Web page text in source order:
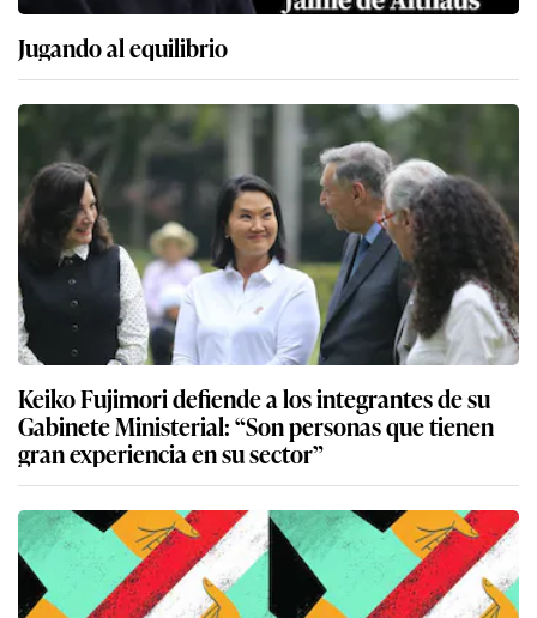
Jugando al equilibrio
Keiko Fujimori defiende a los integrantes de su
Gabinete Ministerial: “Son personas que tienen
gran experiencia en su sector”